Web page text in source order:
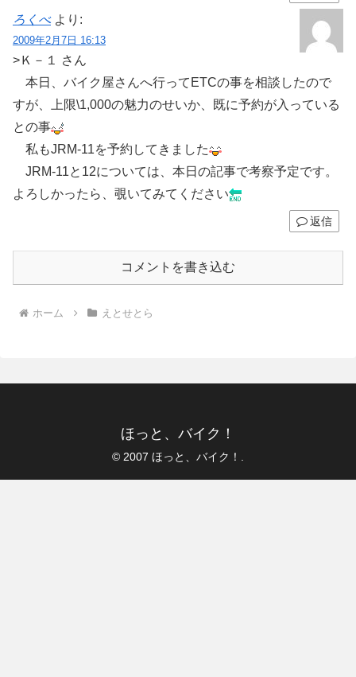
ろくべ より:
2009年2月7日 16:13
>Ｋ－１ さん
本日、バイク屋さんへ行ってETCの事を相談したので
すが、上限\1,000の魅力のせいか、既に予約が入っている
との事
私もJRM-11を予約してきました
JRM-11と12については、本日の記事で考察予定です。
よろしかったら、覗いてみてください
返信
コメントを書き込む
ホーム えとせとら
ほっと、バイク！
© 2007 ほっと、バイク！.